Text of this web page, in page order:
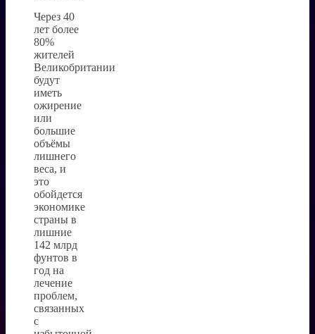
Через 40
лет более
80%
жителей
Великобритании
будут
иметь
ожирение
или
большие
объёмы
лишнего
веса, и
это
обойдется
экономике
страны в
лишние
142 млрд
фунтов в
год на
лечение
проблем,
связанных
с